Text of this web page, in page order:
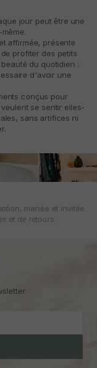
jour peut être une
affirmée, présente
profiter des petits
du quotidien :
d'avoir une
conçus pour
se sentir elles-
sans artifices ni
mariée et invitée.
et de retours.